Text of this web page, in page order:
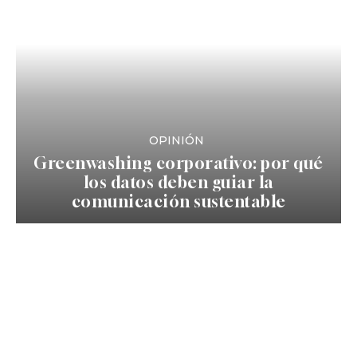
OPINIÓN
Greenwashing corporativo: por qué
los datos deben guiar la
comunicación sustentable